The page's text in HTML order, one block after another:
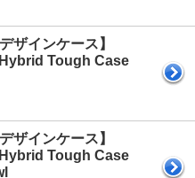
ザインケース】
Tough Case
ザインケース】
Tough Case